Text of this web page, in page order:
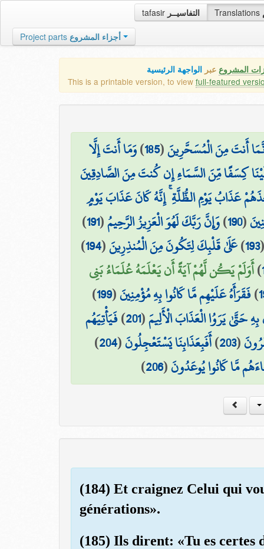
tafasir التفاسيــر Translations
Project parts أجزاء المشروع
المشروع عبر الواجهة الرئيسية
This is a printable version, to view full-featured
أَنتَ مِنَ الْمُسَحَّرِينَ(
185
)وَمَا أَنتَ إِلَّا
كِسَفًا مِّنَ السَّمَاءِ إِن كُنتَ مِنَ الصَّادِقِينَ
عَذَابُ يَوْمِ الظُّلَّةِ ۚ إِنَّهُ كَانَ عَذَابَ يَوْمٍ
(
190
)وَإِنَّ رَبَّكَ لَهُوَ الْعَزِيزُ الرَّحِيمُ(
191
)
193
)عَلَىٰ قَلْبِكَ لِتَكُونَ مِنَ الْمُنذِرِينَ(
194
)
)أَوَلَمْ يَكُن لَّهُمْ آيَةً أَن يَعْلَمَهُ عُلَمَاءُ بَنِي
)فَقَرَأَهُ عَلَيْهِم مَّا كَانُوا بِهِ مُؤْمِنِينَ(
199
)
حَتَّىٰ يَرَوُا الْعَذَابَ الْأَلِيمَ(
201
)فَيَأْتِيَهُم
(
203
)أَفَبِعَذَابِنَا يَسْتَعْجِلُونَ(
204
)
مَّا كَانُوا يُوعَدُونَ(
206
)
(184) Et craignez Celui qui
générations».
(185) Ils dirent: «Tu es certes